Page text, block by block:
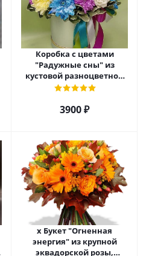
Коробка с цветами
"Радужные сны" из
кустовой разноцветной
хризантемы арт. 22457
3900 ₽
х Букет "Огненная
энергия" из крупной
эквадорской розы,